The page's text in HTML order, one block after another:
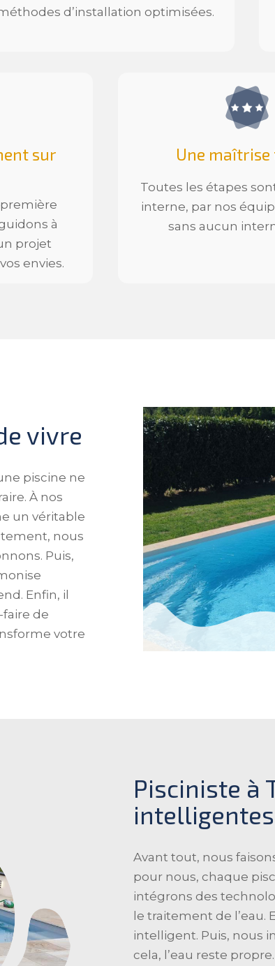
d’installation optimisées.
sur
à
projet
envies.
Une
Toutes les étapes
interne, par nos
sans aucun
vivre
piscine ne
À nos
un véritable
nous
Puis,
Enfin, il
faire de
votre
Pisciniste à
Avant tout, nous
pour nous, chaque
intégrons des
le traitement de l’eau.
intelligent. Puis, nous
cela, l’eau reste